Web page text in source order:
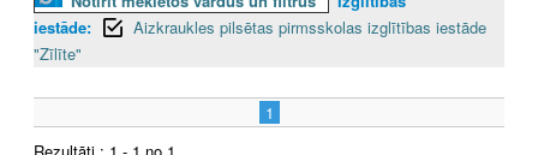
iestāde:
Aizkraukles pilsētas pirmsskolas izglītības iestāde
"Zīlīte"
1
Rezultāti : 1 - 1 no 1